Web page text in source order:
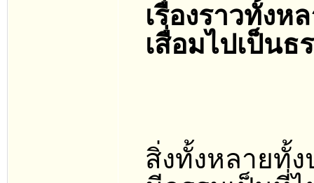
เรื่องราวทั้ง
เสื่อมไปเป็นธ
สิ่งทั้งหลายทั้